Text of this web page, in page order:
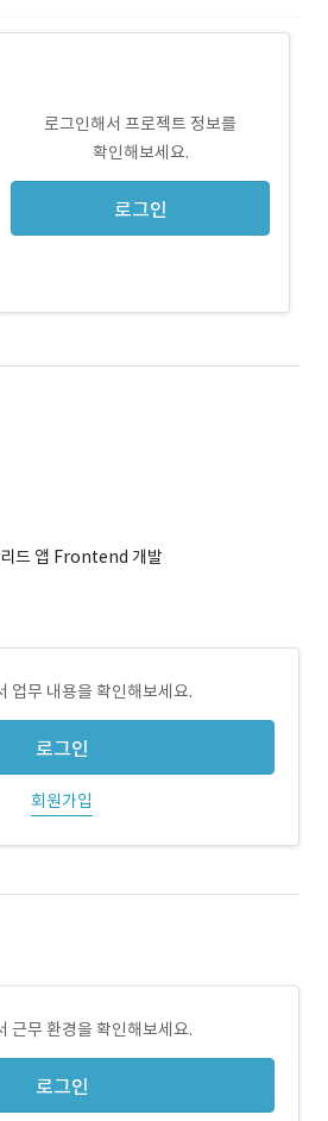
로그인해서 프로젝트 정보를
확인해보세요.
로그인
드 앱 Frontend 개발
업무 내용을 확인해보세요.
로그인
회원가입
근무 환경을 확인해보세요.
로그인